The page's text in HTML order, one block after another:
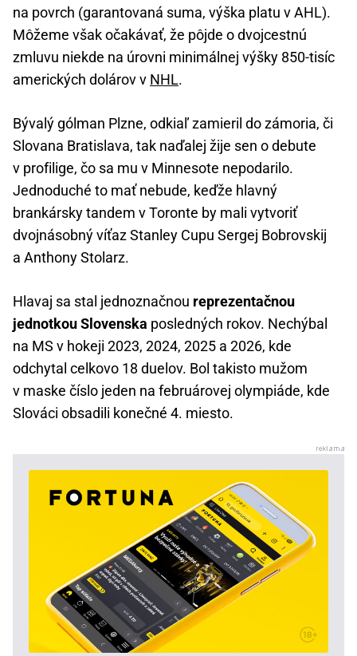
na povrch (garantovaná suma, výška platu v AHL).
Môžeme však očakávať, že pôjde o dvojcestnú
zmluvu niekde na úrovni minimálnej výšky 850-tisíc
amerických dolárov v NHL.
Bývalý gólman Plzne, odkiaľ zamieril do zámoria, či
Slovana Bratislava, tak naďalej žije sen o debute
v profilige, čo sa mu v Minnesote nepodarilo.
Jednoduché to mať nebude, keďže hlavný
brankársky tandem v Toronte by mali vytvoriť
dvojnásobný víťaz Stanley Cupu Sergej Bobrovskij
a Anthony Stolarz.
Hlavaj sa stal jednoznačnou reprezentačnou
jednotkou Slovenska posledných rokov. Nechýbal
na MS v hokeji 2023, 2024, 2025 a 2026, kde
odchytal celkovo 18 duelov. Bol takisto mužom
v maske číslo jeden na februárovej olympiáde, kde
Slováci obsadili konečné 4. miesto.